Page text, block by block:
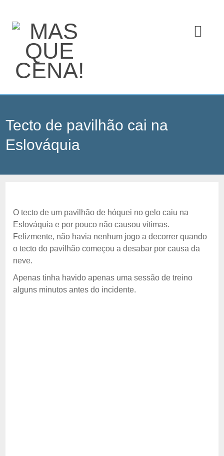
Tecto de pavilhão cai na
Eslováquia
O tecto de um pavilhão de hóquei no gelo caiu na
Eslováquia e por pouco não causou vítimas.
Felizmente, não havia nenhum jogo a decorrer quando
o tecto do pavilhão começou a desabar por causa da
neve.
Apenas tinha havido apenas uma sessão de treino
alguns minutos antes do incidente.